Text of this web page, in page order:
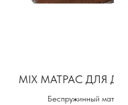
MIX МАТРАС ДЛЯ
Беспружинный матрас